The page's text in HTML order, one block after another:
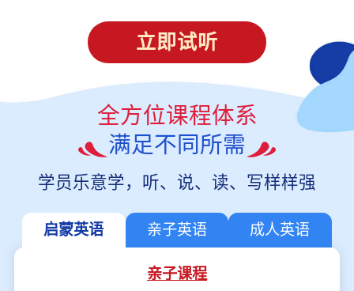
立即试听
全方位课程体系
满足不同所需
学员乐意学，听、说、读、写样样强
启蒙英语 亲子英语 成人英语
亲子课程